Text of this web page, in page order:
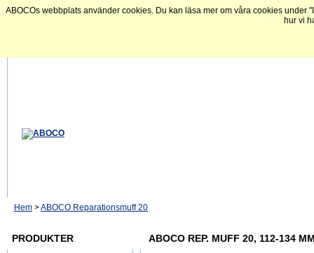
ABOCOs webbplats använder cookies. Du kan läsa mer om våra cookies
hur vi
Hem >ABOCO Reparationsmuff 20
PRODUKTER ABOCO REP. MUFF 20, 112-134